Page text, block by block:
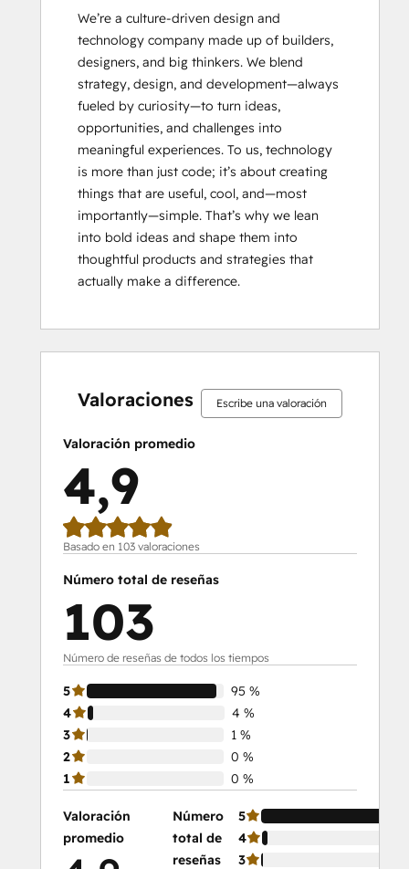
HubSpot Sales Hub Software
Certification
HubSpot Solutions Partner
HubSpot Trainer Certification
Inbound
Inbound Marketing
Inbound Marketing
Inbound Marketing Optimization
Integrating With HubSpot I: Foundations
Marketing Hub Implementation
Objectives-Based Onboarding
Platform Consulting
Revenue Operations
Sales Enablement
Salesforce Integration Certification
Service Hub Software
Super Admin Bootcamp
We’re a culture-driven design and
technology company made up of builders,
designers, and big thinkers. We blend
strategy, design, and development—always
fueled by curiosity—to turn ideas,
opportunities, and challenges into
meaningful experiences. To us, technology
is more than just code; it’s about creating
things that are useful, cool, and—most
importantly—simple. That’s why we lean
into bold ideas and shape them into
thoughtful products and strategies that
actually make a difference.
Valoraciones Escribe una valoración
Valoración promedio
4,9
Basado en 103 valoraciones
Número total de reseñas
103
Número de reseñas de todos los tiempos
5
95 %
4
4 %
3
1 %
2
0 %
1
0 %
Valoración
promedio
Número
total de
reseñas
5
4
3